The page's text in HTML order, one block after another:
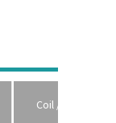
Coil /